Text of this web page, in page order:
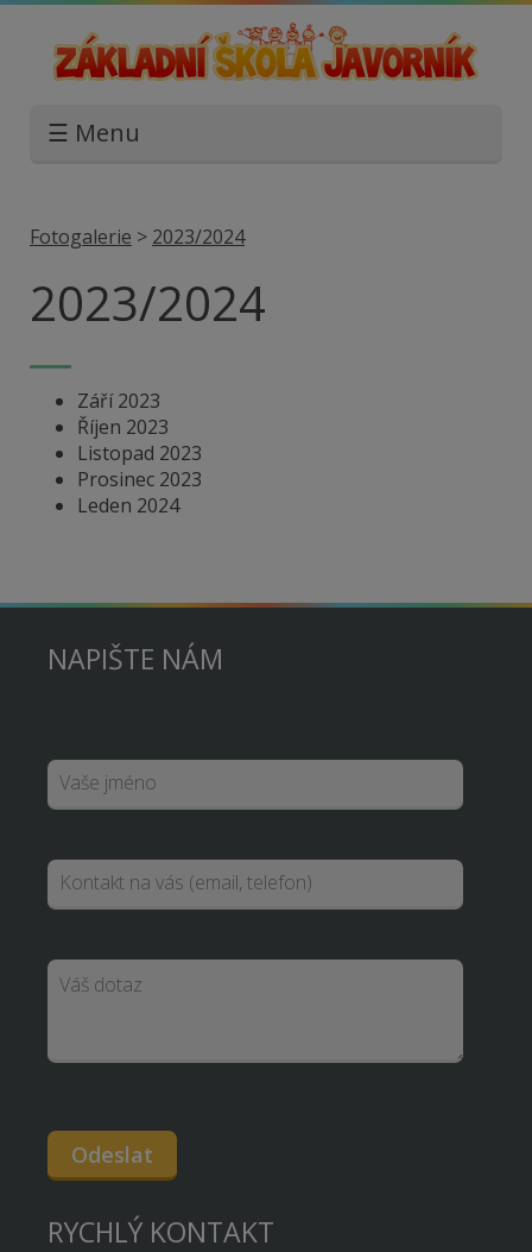
☰ Menu
Fotogalerie > 2023/2024
2023/2024
Září 2023
Říjen 2023
Listopad 2023
Prosinec 2023
Leden 2024
NAPIŠTE NÁM
Odeslat
RYCHLÝ KONTAKT